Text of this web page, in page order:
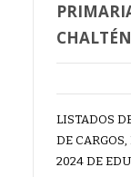
CHALTÉN
LISTADOS
DE
2024 DE